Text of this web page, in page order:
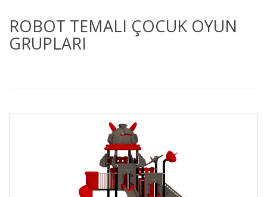
ROBOT TEMALI ÇOCUK OYUN
GRUPLARI